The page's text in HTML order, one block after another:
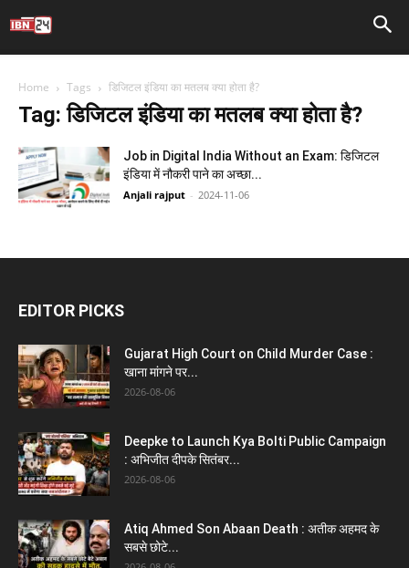
Home Tags डिजिटल इंडिया का मतलब क्या होता है?
Tag: डिजिटल इंडिया का मतलब क्या होता है?
Job in Digital India Without an Exam: डिजिटल
इंडिया में नौकरी पाने का अच्छा...
Anjali rajput - 2024-11-06
EDITOR PICKS
Gujarat High Court on Child Murder Case :
खाना मांगने पर...
2026-08-06
Deepke to Launch Kya Bolti Public Campaign
: अभिजीत दीपके सितंबर...
2026-08-06
Atiq Ahmed Son Abaan Death : अतीक अहमद के
सबसे छोटे...